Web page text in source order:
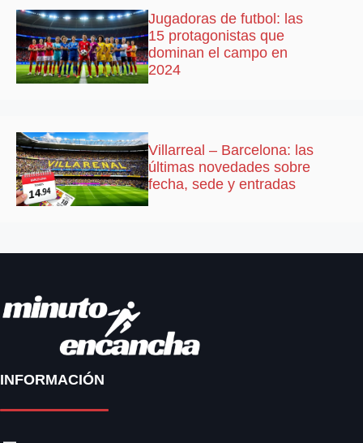
Jugadoras de futbol: las
15 protagonistas que
dominan el campo en
2024
Villarreal – Barcelona: las
últimas novedades sobre
fecha, sede y entradas
INFORMACIÓN